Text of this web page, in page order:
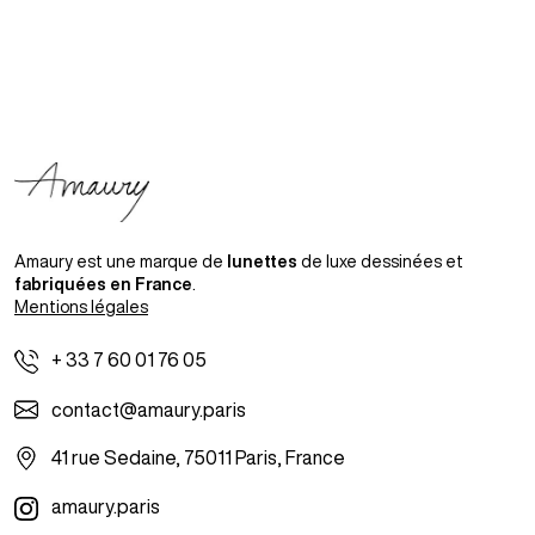
+ 33 7 60 01 76 05
contact@amaury.paris
41 rue Sedaine, 75011 Paris, France
amaury.paris
Amaury est une marque de lunettes de luxe dessinées et
fabriquées en France
Mentions légales